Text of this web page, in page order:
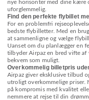
nye horisonter med dine kære
uforglemmelig.
Find den perfekte flybillet
For en problemfri
bedste flybilletter. Med en
at sammenligne og vælge
Uanset om du planlægger en
tilbyder Airpaz en bred vifte af
bekvem som muligt.
Overkommelig billetpris
Airpaz giver eksklusive tilbud
utroligt overkommelige priser.
på kompromis med kvalitet
nemmere at rejse til din